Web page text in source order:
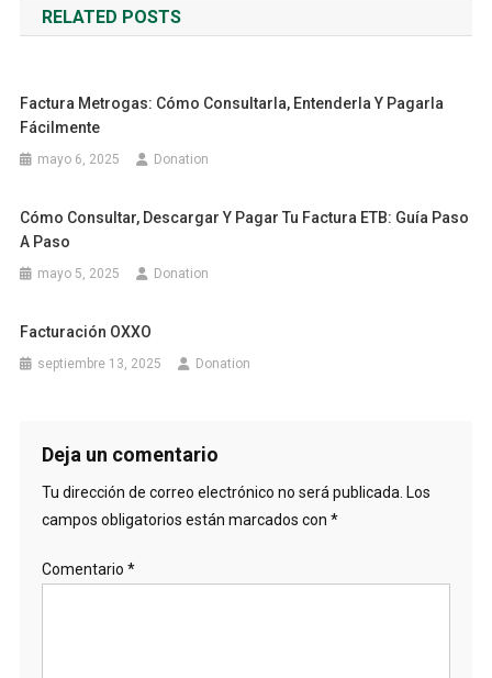
entradas
RELATED POSTS
Factura Metrogas: Cómo Consultarla, Entenderla Y Pagarla
Fácilmente
mayo 6, 2025 Donation
Cómo Consultar, Descargar Y Pagar Tu Factura ETB: Guía Paso
A Paso
mayo 5, 2025 Donation
Facturación OXXO
septiembre 13, 2025 Donation
Deja un comentario
Tu dirección de correo electrónico no será publicada. Los
campos obligatorios están marcados con *
Comentario *